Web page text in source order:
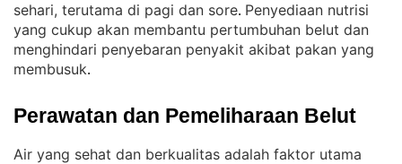
sehari, terutama di pagi dan sore. Penyediaan nutrisi
yang cukup akan membantu pertumbuhan belut dan
menghindari penyebaran penyakit akibat pakan yang
membusuk.
Perawatan dan Pemeliharaan Belut
Air yang sehat dan berkualitas adalah faktor utama